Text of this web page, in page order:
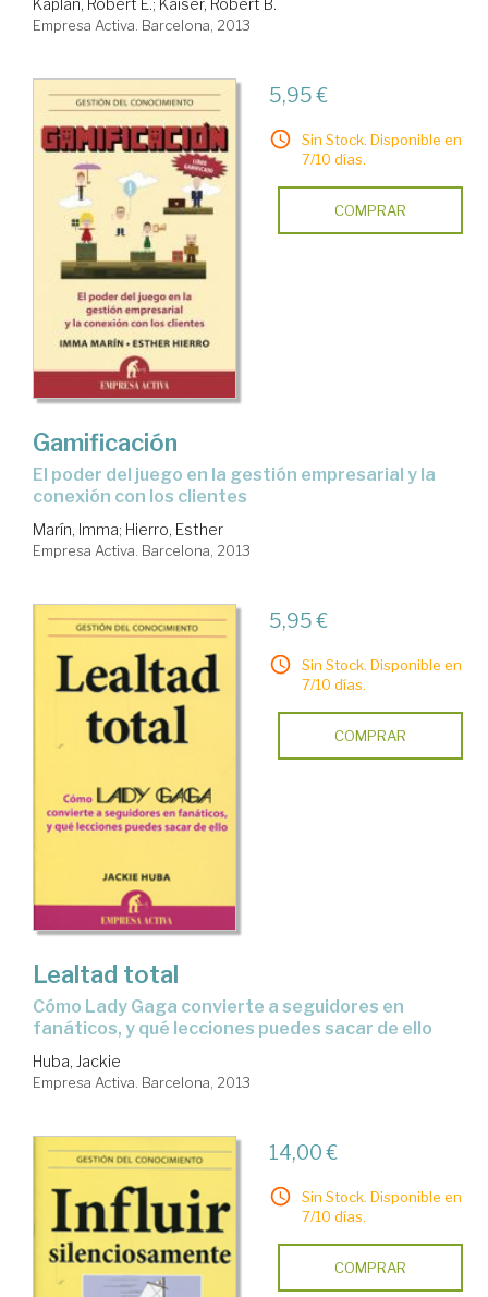
Kaplan, Robert E.; Kaiser, Robert B.
Empresa Activa. Barcelona, 2013
5,95 €
Sin Stock. Disponible en
7/10 días.
COMPRAR
Gamificación
el poder del juego en la gestión empresarial y la
conexión con los clientes
Marín, Imma; Hierro, Esther
Empresa Activa. Barcelona, 2013
5,95 €
Sin Stock. Disponible en
7/10 días.
COMPRAR
Lealtad total
cómo Lady Gaga convierte a seguidores en
fanáticos, y qué lecciones puedes sacar de ello
Huba, Jackie
Empresa Activa. Barcelona, 2013
14,00 €
Sin Stock. Disponible en
7/10 días.
COMPRAR